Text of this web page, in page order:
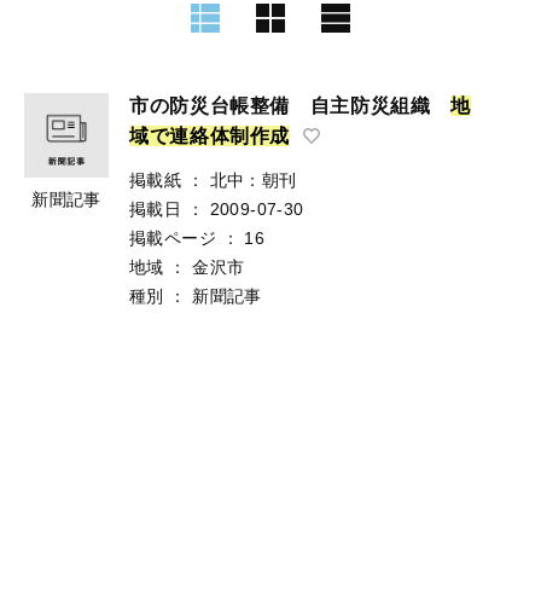
新聞記事
市の防災台帳整備 自主防災組織地
域で連絡体制 作成
掲載紙 ：
北中：朝刊
掲載日
：
2009-07-30
掲載ページ
：
16
地域
：
金沢市
種別
： 新聞記事